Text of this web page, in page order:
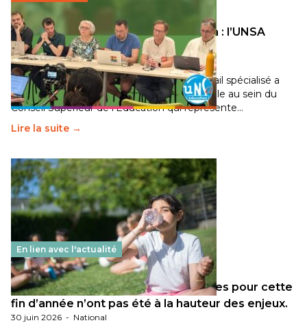
Transition écologique de l’éducation : l’UNSA
Éducation fait bouger les lignes
30 juin 2026-National
Pendant plusieurs mois, un groupe de travail spécialisé a
travaillé sur la transition écologique de l’Ecole au sein du
Conseil Supérieur de l’Éducation qui représente…
Lire la suite →
En lien avec l'actualité
Les décisions ministérielles attendues pour cette
fin d’année n’ont pas été à la hauteur des enjeux.
30 juin 2026 - National